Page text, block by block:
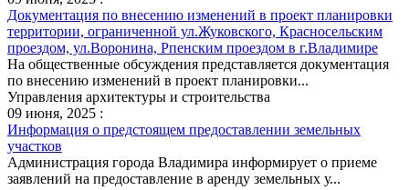
Документация по внесению изменений в проект планировки
территории, ограниченной ул.Жуковского, Красносельским
проездом, ул.Воронина, Рпенским проездом в г.Владимире
На общественные обсуждения представляется документация
по внесению изменений в проект планировки...
Управления архитектуры и строительства
09 июня, 2025 :
Информация о предстоящем предоставлении земельных
участков
Администрация города Владимира информирует о приеме
заявлений на предоставление в аренду земельных у...